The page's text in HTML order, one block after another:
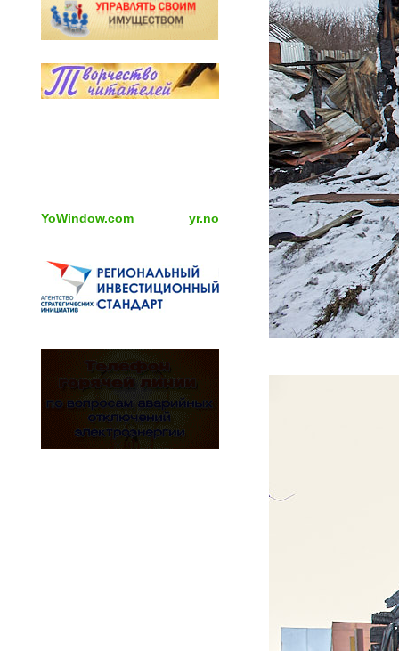
YoWindow.com yr.no